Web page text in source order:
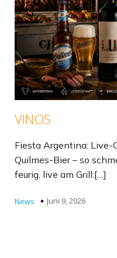
VINOS
Fiesta Argentina: Live-
Quilmes-Bier – so
feurig, live am Grill:[…]
News Juni 9, 2026